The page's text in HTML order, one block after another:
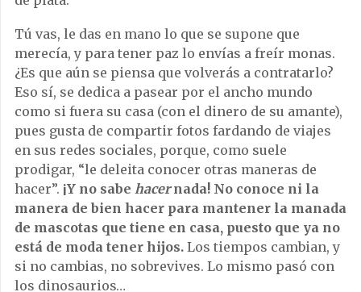
Tú vas, le das en mano lo que se supone que
merecía, y para tener paz lo envías a freír monas.
¿Es que aún se piensa que volverás a contratarlo?
Eso sí, se dedica a pasear por el ancho mundo
como si fuera su casa (con el dinero de su amante),
pues gusta de compartir fotos fardando de viajes
en sus redes sociales, porque, como suele
prodigar, “le deleita conocer otras maneras de
hacer”. ¡Y no sabe hacernada! No conoce ni la
manera de bien hacer para mantener la manada
de mascotas que tiene en casa, puesto que ya no
está de moda tener hijos. Los tiempos cambian, y
si no cambias, no sobrevives. Lo mismo pasó con
los dinosaurios…